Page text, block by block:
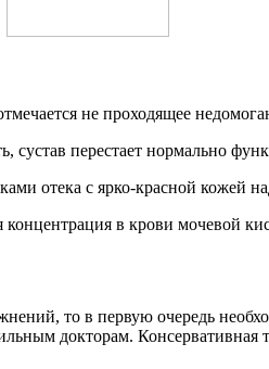
не проходящее
сустав перестает нормально
отека с ярко-красной кожей
в крови мочевой
то в первую очередь
докторам. Консервативная